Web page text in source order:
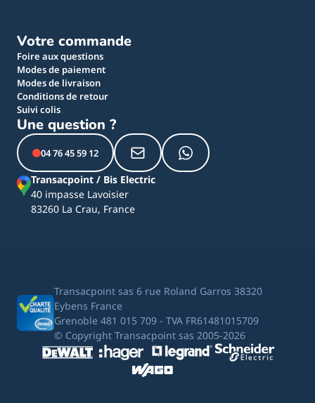
Votre commande
Foire aux questions
Modes de paiement
Modes de livraison
Conditions de retour
Suivi colis
Une question ?
04 76 45 59 12
Transacpoint / Bis Electric
40 impasse Lavoisier
83260 La Crau, France
Transacpoint sas 6 rue Roland Garros 38320
Eybens France
Grenoble 481 015 709 - TVA FR61481015709
© Copyright Transacpoint sas 2005-2026